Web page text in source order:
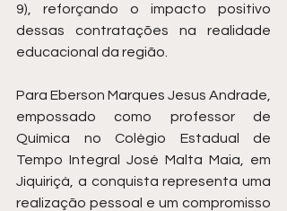
9), reforçando o impacto positivo
dessas contratações na realidade
educacional da região.
Para Eberson Marques Jesus Andrade,
empossado como professor de
Química no Colégio Estadual de
Tempo Integral José Malta Maia, em
Jiquiriçá, a conquista representa uma
realização pessoal e um compromisso